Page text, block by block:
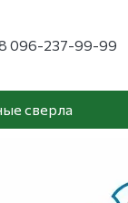
096-237-99-99
сверла